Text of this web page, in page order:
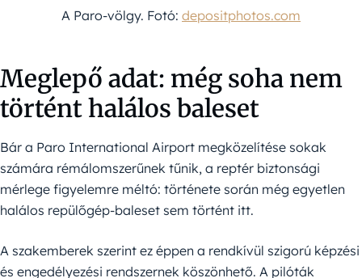
A Paro-völgy. Fotó: depositphotos.com
Meglepő adat: még soha nem
történt halálos baleset
Bár a Paro International Airport megközelítése sokak
számára rémálomszerűnek tűnik, a reptér biztonsági
mérlege figyelemre méltó: története során még egyetlen
halálos repülőgép-baleset sem történt itt.
A szakemberek szerint ez éppen a rendkívül szigorú képzési
és engedélyezési rendszernek köszönhető. A pilóták